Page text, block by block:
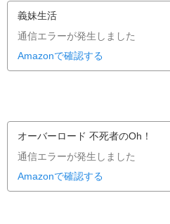
義妹生活
通信エラーが発生しました
Amazonで確認する
オーバーロード 不死者のOh！
通信エラーが発生しました
Amazonで確認する